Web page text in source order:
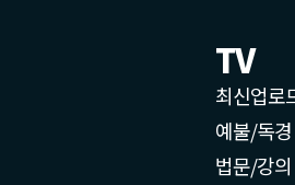
TV
최신업로
예불/독경
법문/강의